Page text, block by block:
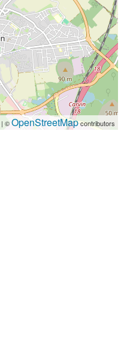
| ©OpenStreetMapcontributors